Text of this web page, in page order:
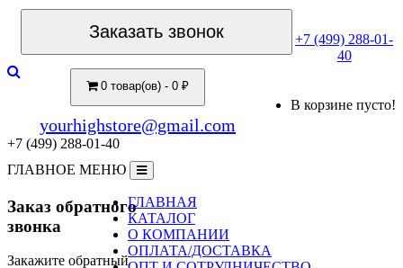
Заказать звонок
+7 (499) 288-01-
40
0 товар(ов) - 0 ₽
В корзине пусто!
yourhighstore@gmail.com
+7 (499) 288-01-40
ГЛАВНОЕ МЕНЮ
ГЛАВНАЯ
КАТАЛОГ
О КОМПАНИИ
ОПЛАТА/ДОСТАВКА
Заказ обратного
звонка
Закажите обратный